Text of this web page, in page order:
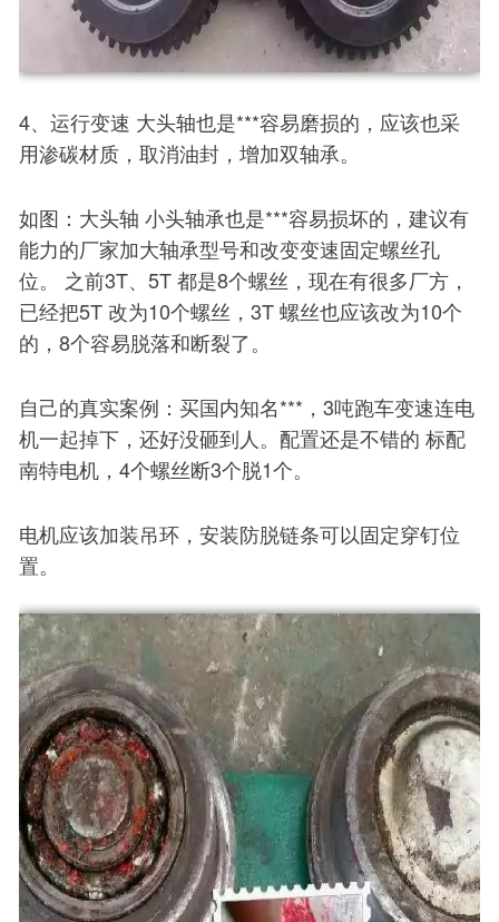
4、运行变速 大头轴也是***容易磨损的，应该也采
用渗碳材质，取消油封，增加双轴承。
如图：大头轴 小头轴承也是***容易损坏的，建议有
能力的厂家加大轴承型号和改变变速固定螺丝孔
位。 之前3T、5T 都是8个螺丝，现在有很多厂方，
已经把5T 改为10个螺丝，3T 螺丝也应该改为10个
的，8个容易脱落和断裂了。
自己的真实案例：买国内知名***，3吨跑车变速连电
机一起掉下，还好没砸到人。配置还是不错的 标配
南特电机，4个螺丝断3个脱1个。
电机应该加装吊环，安装防脱链条可以固定穿钉位
置。